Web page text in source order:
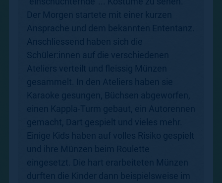
Der Morgen startete mit einer kurzen
Ansprache und dem bekannten Ententanz.
Anschliessend haben sich die
Schüler:innen auf die verschiedenen
Ateliers verteilt und fleissig Münzen
gesammelt. In den Ateliers haben sie
Karaoke gesungen, Büchsen abgeworfen,
einen Kappla-Turm gebaut, ein Autorennen
gemacht, Dart gespielt und vieles mehr.
Einige Kids haben auf volles Risiko gespielt
und ihre Münzen beim Roulette
eingesetzt. Die hart erarbeiteten Münzen
durften die Kinder dann beispielsweise im